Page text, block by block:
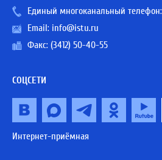
Единый многоканальный телефон:
Email: info@istu.ru
Факс: (3412) 50-40-55
СОЦСЕТИ
Интернет-приёмная